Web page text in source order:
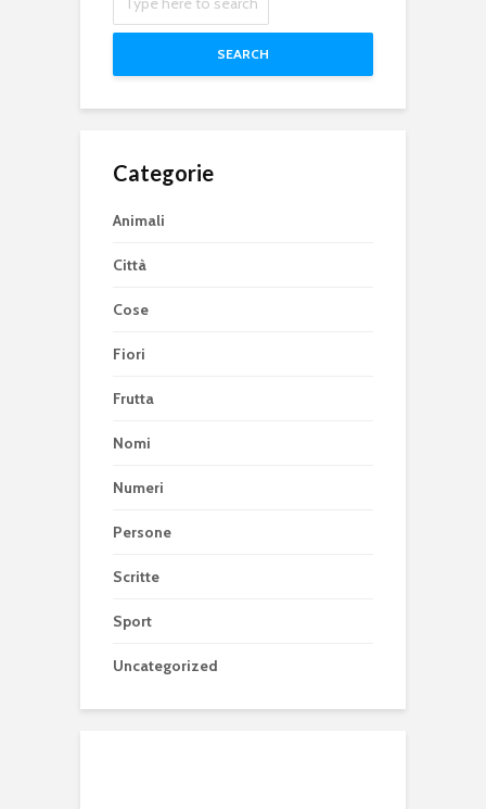
SEARCH
Categorie
Animali
Città
Cose
Fiori
Frutta
Nomi
Numeri
Persone
Scritte
Sport
Uncategorized